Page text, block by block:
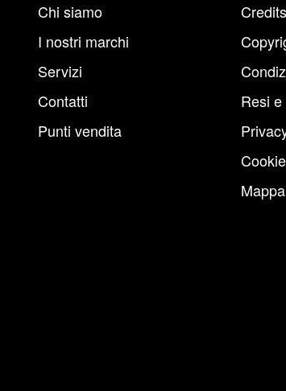
Chi siamo
I nostri marchi
Servizi
Contatti
Punti vendita
Credits
Resi